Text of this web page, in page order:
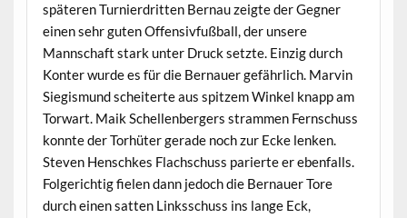
späteren Turnierdritten Bernau zeigte der Gegner
einen sehr guten Offensivfußball, der unsere
Mannschaft stark unter Druck setzte. Einzig durch
Konter wurde es für die Bernauer gefährlich. Marvin
Siegismund scheiterte aus spitzem Winkel knapp am
Torwart. Maik Schellenbergers strammen Fernschuss
konnte der Torhüter gerade noch zur Ecke lenken.
Steven Henschkes Flachschuss parierte er ebenfalls.
Folgerichtig fielen dann jedoch die Bernauer Tore
durch einen satten Linksschuss ins lange Eck,